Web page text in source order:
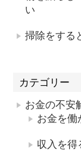
い
掃除をする
カテゴリー
お金の不安
お金を働
収入を得